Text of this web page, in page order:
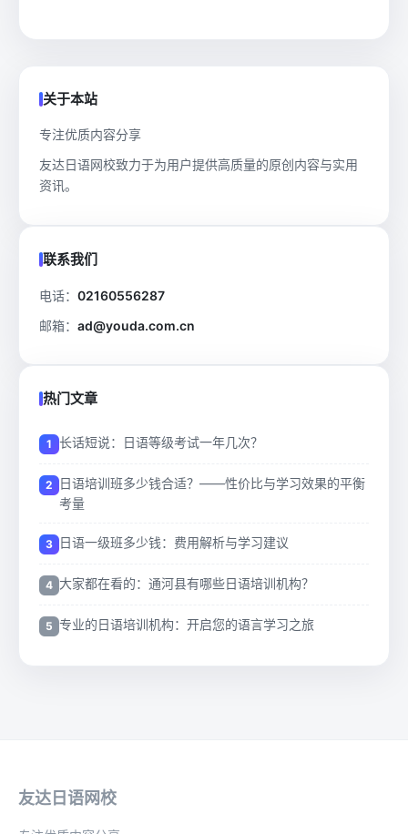
关于本站
专注优质内容分享
友达日语网校致力于为用户提供高质量的原创内容与实用
资讯。
联系我们
电话： 02160556287
邮箱： ad@youda.com.cn
热门文章
长话短说：日语等级考试一年几次？
日语培训班多少钱合适？——性价比与学习效果的平衡
考量
日语一级班多少钱：费用解析与学习建议
大家都在看的：通河县有哪些日语培训机构？
专业的日语培训机构：开启您的语言学习之旅
友达日语网校